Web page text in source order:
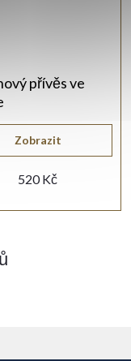
přívěs ve
520 Kč
Zobrazit